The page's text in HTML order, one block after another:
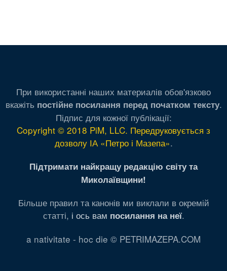
При використанні наших материалів обов'язково
вкажіть постійне посилання перед початком тексту.
Підпис для кожної публікації:
Copyright © 2018 PiM, LLC. Передруковується з
дозволу ІА «Петро і Мазепа».
Підтримати найкращу редакцію світу та
Миколаївщини!
Більше правил та канонів ми виклали в окремій
статті, і ось вам посилання на неї.
a nativitate - hoc die © PETRIMAZEPA.COM